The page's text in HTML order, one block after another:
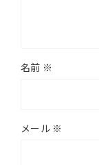
名前 ※
メール ※